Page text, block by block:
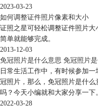
2023-03-23
如何调整证件照片像素和大小
证照之星可轻松调整证件照片
简单就能够完成。
2013-12-03
免冠照片是什么意思 免冠照片
日常生活工作中，有时候参加
冠照片，那么，免冠照片是什
吗？今天小编就和大家分享一下
2022-03-28